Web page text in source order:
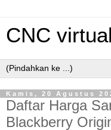
CNC virtual
Kamis, 20 Agustus
Daftar Harga
Blackberry